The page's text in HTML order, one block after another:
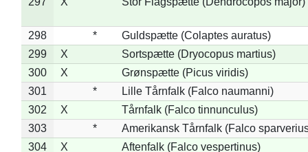
298 *
Guldspætte (Colaptes auratus)
299
X
Sortspætte (Dryocopus martius)
300
X
Grønspætte (Picus viridis)
301
*
Lille Tårnfalk (Falco naumanni)
302
X
Tårnfalk (Falco tinnunculus)
303
*
Amerikansk Tårnfalk (Falco
304
X
Aftenfalk (Falco vespertinus)